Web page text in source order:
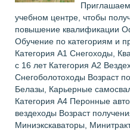
учебном центре, чтобы
повышение квалификации
Обучение по категориям и
Категория А1 Снегоходы,
с 16 лет Категория А2
Снегоболотоходы Возраст
Белазы, Карьерные
Категория А4 Перонные
вездеходы Возраст
Миниэкскаваторы,